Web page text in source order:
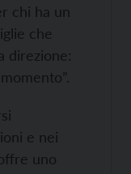
chi ha un
che
direzione:
e nei
uno